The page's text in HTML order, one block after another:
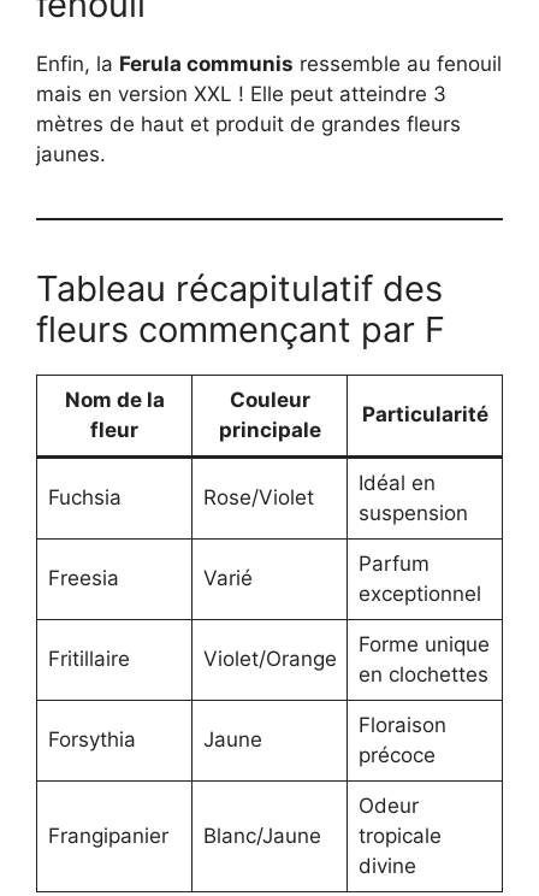
Enfin, la Ferula communis ressemble au fenouil
mais en version XXL ! Elle peut atteindre 3
mètres de haut et produit de grandes fleurs
jaunes.
Tableau récapitulatif des
fleurs commençant par F
Nom de la
fleur
Couleur
principale
Particularité
Fuchsia Rose/Violet
Idéal en
suspension
Freesia Varié
Parfum
exceptionnel
Fritillaire Violet/Orange
Forme unique
en clochettes
Forsythia Jaune
Floraison
précoce
Frangipanier Blanc/Jaune
Odeur
tropicale
divine